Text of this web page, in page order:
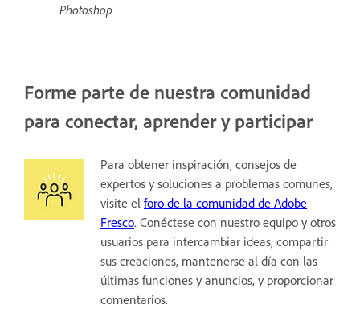
Photoshop
Forme parte de nuestra comunidad
para conectar, aprender y participar
Para obtener inspiración, consejos de
expertos y soluciones a problemas comunes,
visite el foro de la comunidad de Adobe
Fresco. Conéctese con nuestro equipo y otros
usuarios para intercambiar ideas, compartir
sus creaciones, mantenerse al día con las
últimas funciones y anuncios, y proporcionar
comentarios.